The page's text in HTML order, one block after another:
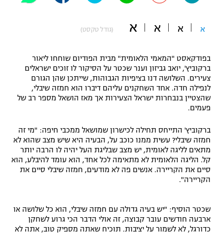
תקנון משתתפים וזוכים בפרסים
תקנון עבור פעילות אלקטרה
טניס
תנאי שימוש
מדיניות פרטיות
תקנון פעילות ספורט 1
כדורמים
פוטבול אמריקאי NFL
ספורט אתגרי ואקסטרים
אומנויות לחימה
א א א א (גודל טקסט)
בפודקאסט "המאמי הלאומית" מבית הפודיום שוחחו ליאור
ברקוביץ', יואב גביזון וענר שכטר על הסיקור לו זוכים ישראלים
צעירים. השלושה דנו בציפיות הגבוהות, שייתכן שהן הגורם
לנפילה חדה. אחד השחקנים עליהם דיברו הוא חמזה שיבלי,
שהצטיין בנבחרות ישראל הצעירות אך מאז הושאל מספר רב של
פעמים.
ברקוביץ' התייחס תחילה לכישרון שמושאל ממכבי חיפה: "מי זה
חמזה שיבלי? עשית ממנו כוכב על, הבעיה היא שיש מצב שהוא לא
מתאים לליגה לאומית, יש מצב שבליגת העל יהיה לו הרבה יותר
קל. הליגה הלאומית לא מתאימה לכל אחד, הוא עומד להיבלע, הוא
סיים את הקריירה. אנשים פה לא מודעים, חמזה שיבלי סיים את
הקריירה".
שכטר הוסיף: "יש בעיה גדולה עם חמזה שיבלי, הוא כל שלושה או
ארבעה חודשים עובר קבוצה, זה אולי הדבר הכי גרוע לשחקן
כדורגל, לא לשמור על יציבות. תוכיח שאתה מספיק טוב, אתה לא